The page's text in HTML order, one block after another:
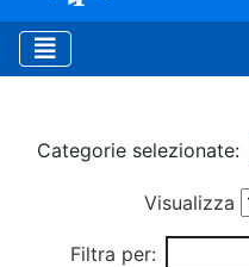
Ricerca
Categorie selezionate:
Visualizza
Filtra per: